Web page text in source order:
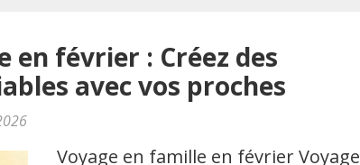
en février : Créez des
avec vos proches
Voyage en famille en février Voyage